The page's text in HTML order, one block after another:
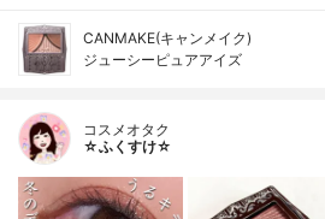
CANMAKE(キャンメイク)
ジューシーピュアアイズ
コスメオタク
☆ふくすけ☆